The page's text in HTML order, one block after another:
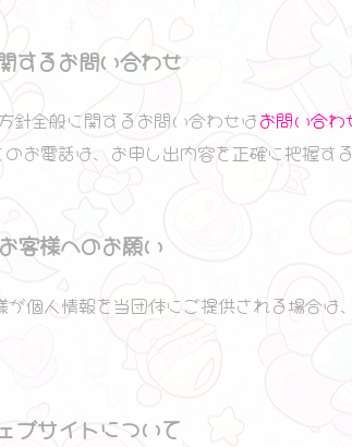
するお問い合わせ
針全般に関するお問い合わせはお問い合わ
お電話は、お申し出内容を正確に把握す
客様へのお願い
個人情報を当団体にご提供される場合
ブサイトについて